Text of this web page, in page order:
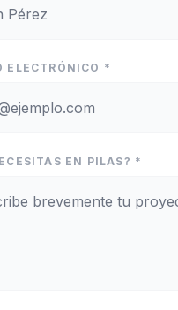
ELECTRÓNICO *
EN PILAS? *